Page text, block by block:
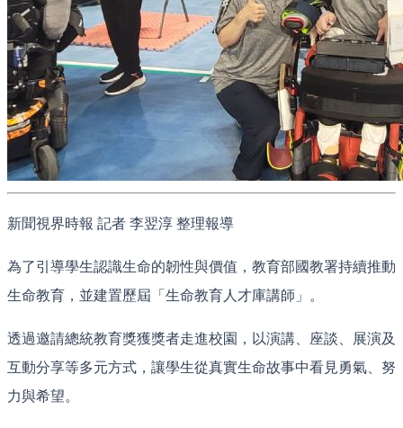
新聞視界時報 記者 李翌淳 整理報導
為了引導學生認識生命的韌性與價值，教育部國教署持續推動
生命教育，並建置歷屆「生命教育人才庫講師」。
透過邀請總統教育獎獲獎者走進校園，以演講、座談、展演及
互動分享等多元方式，讓學生從真實生命故事中看見勇氣、努
力與希望。